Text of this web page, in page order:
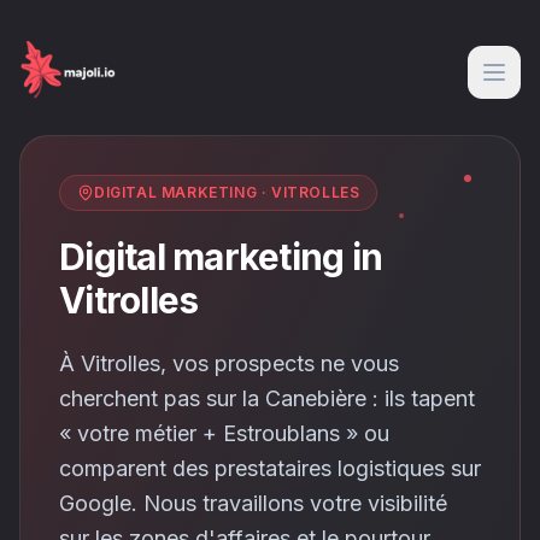
DIGITAL MARKETING ·VITROLLES
Digital marketing in
Vitrolles
À Vitrolles, vos prospects ne vous
cherchent pas sur la Canebière : ils tapent
« votre métier + Estroublans » ou
comparent des prestataires logistiques sur
Google. Nous travaillons votre visibilité